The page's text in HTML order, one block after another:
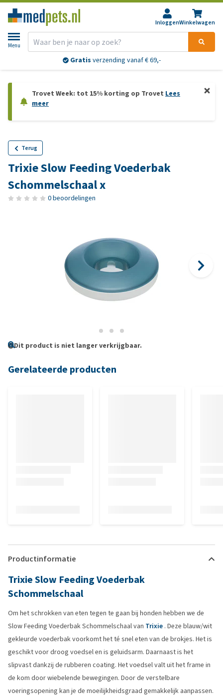
InloggenWinkelwagen
Menu
Gratis verzending vanaf € 69,-
Trovet Week: tot 15% korting op Trovet Lees
meer
Terug
Trixie Slow Feeding Voederbak
Schommelschaal x
0 beoordelingen
Dit product is niet langer verkrijgbaar.
Gerelateerde producten
Productinformatie
Trixie Slow Feeding Voederbak
Schommelschaal
Om het schrokken van eten tegen te gaan bij honden hebben we de
Slow Feeding Voederbak Schommelschaal van Trixie . Deze blauw/wit
gekleurde voederbak voorkomt het té snel eten van de brokjes. Het is
geschikt voor droog voedsel en is geluidsarm. Daarnaast is het
slipvast dankzij de rubberen coating. Het voedsel valt uit het frame in
de kom door wiebelende bewegingen. Door de verstelbare
voeringsopening kan je de moeilijkheidsgraad gemakkelijk aanpassen.